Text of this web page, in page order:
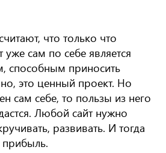
что только что
уже сам по себе является
способным приносить
это ценный проект. Но
сам себе, то пользы из него
Любой сайт нужно
развивать. И тогда
прибыль.